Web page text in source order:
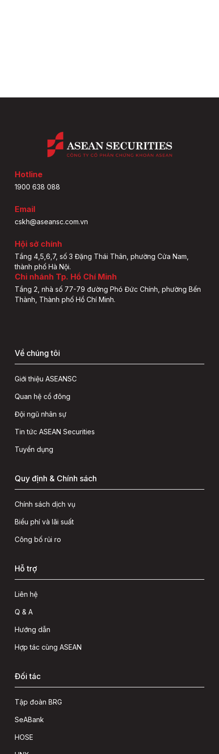
Hotline
1900 638 088
Email
cskh@aseansc.com.vn
Hội sở chính
Tầng 4,5,6,7, số 3 Đặng Thái Thân, phường Cửa Nam,
thành phố Hà Nội.
Chi nhánh Tp. Hồ Chí Minh
Tầng 2, nhà số 77-79 đường Phó Đức Chính, phường Bến
Thành, Thành phố Hồ Chí Minh.
Về chúng tôi
Giới thiệu ASEANSC
Quan hệ cổ đông
Đội ngũ nhân sự
Tin tức ASEAN Securities
Tuyển dụng
Quy định & Chính sách
Chính sách dịch vụ
Biểu phí và lãi suất
Công bố rủi ro
Hỗ trợ
Liên hệ
Q & A
Hướng dẫn
Hợp tác cùng ASEAN
Đối tác
Tập đoàn BRG
SeABank
HOSE